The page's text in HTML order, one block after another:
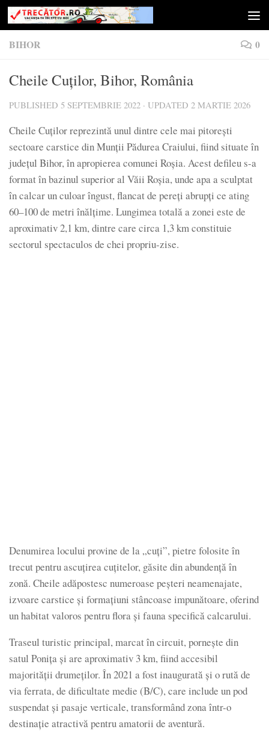
Skip to content
BIHOR 0
Cheile Cuților, Bihor, România
PUBLISHED 5 SEPTEMBRIE 2022 · UPDATED 2 MARTIE 2026
Cheile Cuților reprezintă unul dintre cele mai pitorești
sectoare carstice din Munții Pădurea Craiului, fiind situate în
județul Bihor, în apropierea comunei Roșia. Acest defileu s-a
format în bazinul superior al Văii Roșia, unde apa a sculptat
în calcar un culoar îngust, flancat de pereți abrupți ce ating
60–100 de metri înălțime. Lungimea totală a zonei este de
aproximativ 2,1 km, dintre care circa 1,3 km constituie
sectorul spectaculos de chei propriu-zise.
Denumirea locului provine de la „cuți”, pietre folosite în
trecut pentru ascuțirea cuțitelor, găsite din abundență în
zonă. Cheile adăpostesc numeroase peșteri neamenajate,
izvoare carstice și formațiuni stâncoase impunătoare, oferind
un habitat valoros pentru flora și fauna specifică calcarului.
Traseul turistic principal, marcat în circuit, pornește din
satul Ponița și are aproximativ 3 km, fiind accesibil
majorității drumeților. În 2021 a fost inaugurată și o rută de
via ferrata, de dificultate medie (B/C), care include un pod
suspendat și pasaje verticale, transformând zona într-o
destinație atractivă pentru amatorii de aventură.